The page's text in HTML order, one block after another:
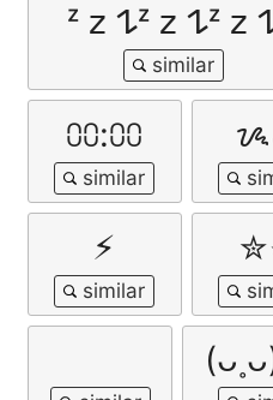
ᶻ 𝗓
⩇⩇:⩇⩇
⚡︎